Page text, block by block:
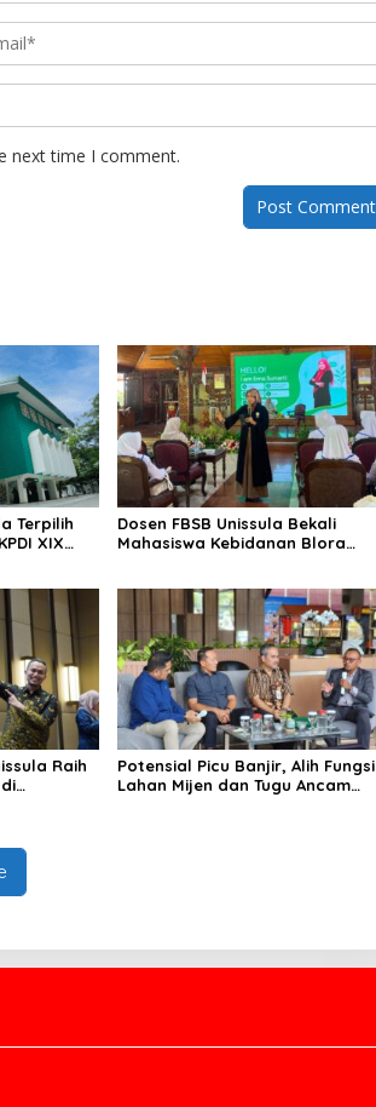
next time I comment.
Terpilih
XIX
Dosen FBSB Unissula Bekali
Mahasiswa Kebidanan Blora
Raih
Potensial Picu Banjir, Alih Fungsi
Lahan Mijen dan Tugu Ancam